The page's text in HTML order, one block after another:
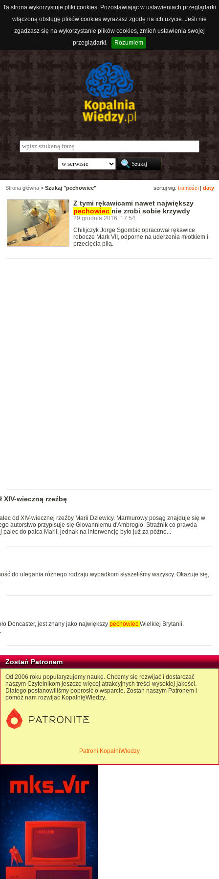
Ta strona wykorzystuje pliki cookies. Pozostawiając w ustawieniach przeglądarki
włączoną obsługę plików cookies wyrażasz zgodę na ich użycie. Jeśli nie
zgadzasz się na wykorzystanie plików cookies, zmień ustawienia swojej
przeglądarki.
Rozumiem
sortuj wg: trafności daty
Strona główna > Szukaj "pechowiec"
Z tymi rękawicami nawet największy
pechowiec nie zrobi sobie krzywdy
29 grudnia 2016, 17:54
Chilijczyk Jorge Sgombic opracował rękawice
robocze Mark VII, odporne na uderzenia młotkiem i
przecięcia piłą.
wieczną rzeźbę
od XIV-wiecznej rzeźby Marii Dziewicy. Marmurowy posąg znajduje się w
autorstwo przypisuje się Giovanniemu d'Ambrogio. Strażnik co prawda
do palca Marii, jednak na interwencję było już za późno...
do ulegania różnego rodzaju wypadkom słyszeliśmy wszyscy. Okazuje się,
Doncaster, jest znany jako największy pechowiec Wielkiej Brytanii.
Zostań Patronem
Od 2006 roku popularyzujemy naukę. Chcemy się rozwijać i dostarczać
naszym Czytelnikom jeszcze więcej atrakcyjnych treści wysokiej jakości.
Dlatego postanowiliśmy poprosić o wsparcie. Zostań naszym Patronem i
pomóż nam rozwijać KopalnięWiedzy.
Patroni KopalniWiedzy